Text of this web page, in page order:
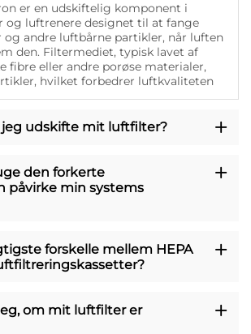
er en udskiftelig komponent i
og luftrenere designet til at fange
og andre luftbårne partikler, når luften
den. Filtermediet, typisk lavet af
fibre eller andre porøse materialer,
hvilket forbedrer luftkvaliteten
jeg udskifte mit luftfilter?
den forkerte
påvirke min systems
forskelle mellem HEPA
om mit luftfilter er